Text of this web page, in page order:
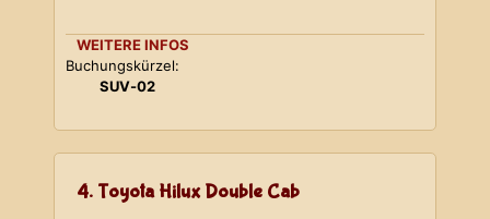
WEITERE INFOS
Buchungskürzel:
SUV-02
4. Toyota Hilux Double Cab